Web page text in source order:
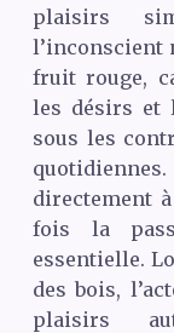
plaisirs
l’inconscient
fruit rouge,
les désirs et
sous les
directement
fois la
essentielle.
des bois,
plaisirs